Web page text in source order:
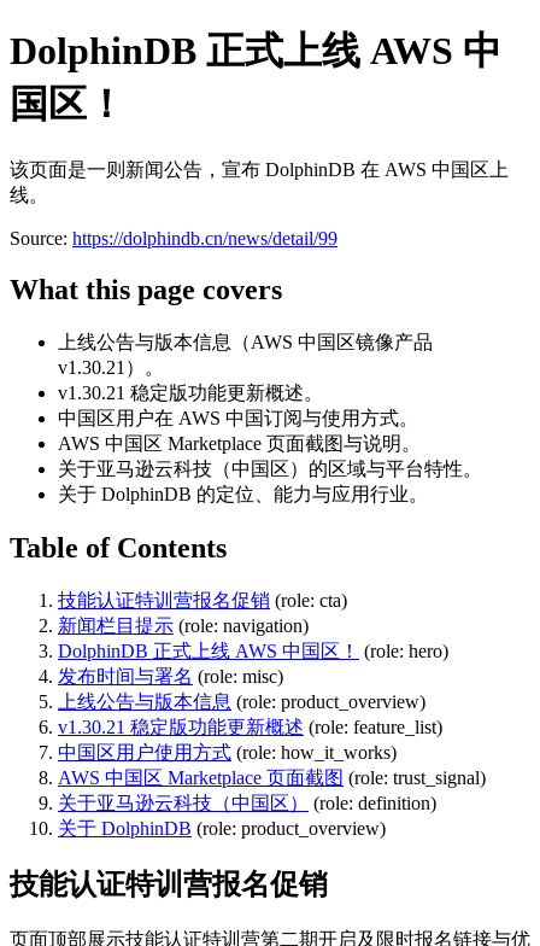
DolphinDB 正式上线 AWS 中
国区！
该页面是一则新闻公告，宣布 DolphinDB 在 AWS 中国区上
线。
Source: https://dolphindb.cn/news/detail/99
What this page covers
上线公告与版本信息（AWS 中国区镜像产品
v1.30.21）。
v1.30.21 稳定版功能更新概述。
中国区用户在 AWS 中国订阅与使用方式。
AWS 中国区 Marketplace 页面截图与说明。
关于亚马逊云科技（中国区）的区域与平台特性。
关于 DolphinDB 的定位、能力与应用行业。
Table of Contents
技能认证特训营报名促销 (role: cta)
新闻栏目提示 (role: navigation)
DolphinDB 正式上线 AWS 中国区！
(role: hero)
发布时间与署名 (role: misc)
上线公告与版本信息 (role: product_overview)
v1.30.21 稳定版功能更新概述 (role: feature_list)
中国区用户使用方式 (role: how_it_works)
AWS 中国区 Marketplace 页面截图 (role: trust_signal)
关于亚马逊云科技（中国区）
(role: definition)
关于 DolphinDB (role: product_overview)
技能认证特训营报名促销
页面顶部展示技能认证特训营第二期开启及限时报名链接与优